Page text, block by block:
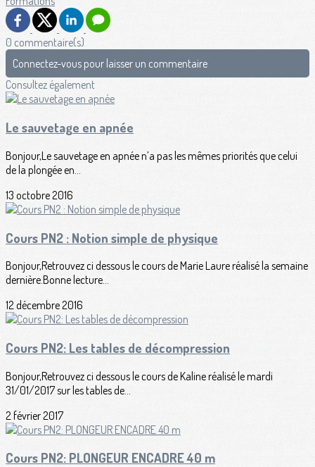
0 commentaire(s)
Connectez-vous pour laisser un commentaire
Consultez également
Le sauvetage en apnée
Bonjour,Le sauvetage en apnée n’a pas les mêmes priorités que celui
de la plongée en...
13 octobre 2016
Cours PN2 : Notion simple de physique
Bonjour,Retrouvez ci dessous le cours de Marie Laure réalisé la semaine
dernière.Bonne lecture...
12 décembre 2016
Cours PN2: Les tables de décompression
Bonjour,Retrouvez ci dessous le cours de Kaline réalisé le mardi
31/01/2017 sur les tables de...
2 février 2017
Cours PN2: PLONGEUR ENCADRE 40 m